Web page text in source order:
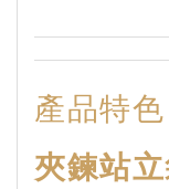
產品特色
夾鍊站